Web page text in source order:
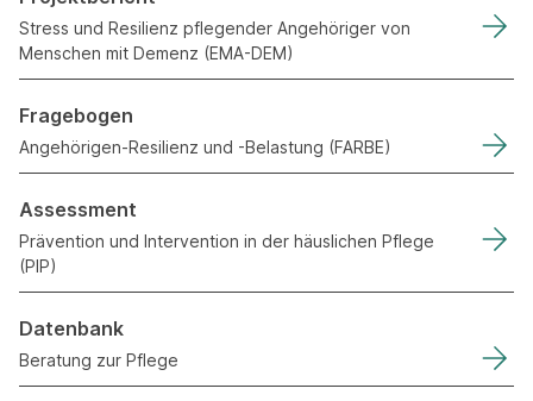
Stress und Resilienz pflegender Angehöriger von
Menschen mit Demenz (EMA-DEM)
Fragebogen
Angehörigen-Resilienz und -Belastung (FARBE)
Assessment
Prävention und Intervention in der häuslichen Pflege
(PIP)
Datenbank
Beratung zur Pflege